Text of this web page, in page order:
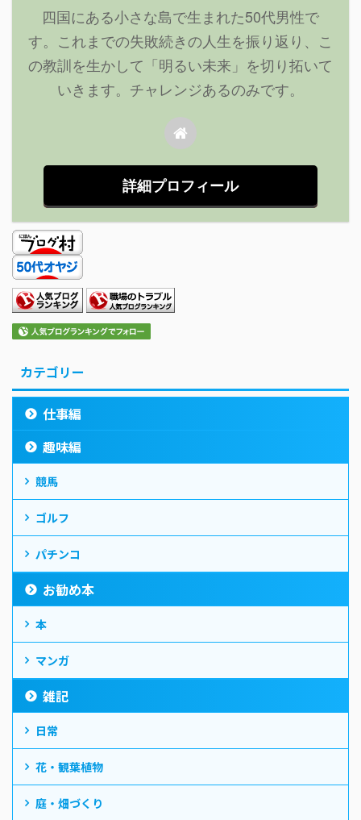
四国にある小さな島で生まれた50代男性で
す。これまでの失敗続きの人生を振り返り、こ
の教訓を生かして「明るい未来」を切り拓いて
いきます。チャレンジあるのみです。
詳細プロフィール
カテゴリー
仕事編
趣味編
競馬
ゴルフ
パチンコ
お勧め本
本
マンガ
雑記
日常
花・観葉植物
庭・畑づくり